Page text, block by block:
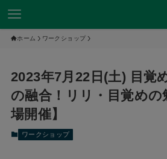
ホーム ワークショップ
2023年7月22日(土) 目覚
の融合！リリ・目覚めの
場開催】
ワークショップ